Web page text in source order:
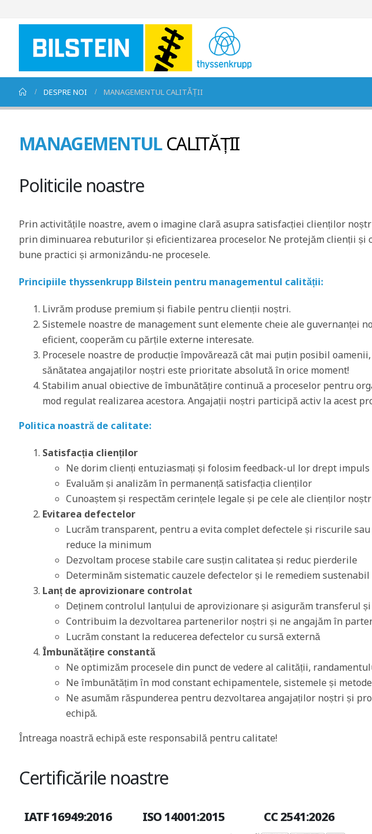
DESPRE NOI MANAGEMENTUL CALITĂȚII
MANAGEMENTUL CALITĂȚII
Politicile noastre
Prin activitățile noastre, avem o imagine clară asupra satisfacției clienților
prin diminuarea rebuturilor și eficientizarea proceselor. Ne protejăm clienții și
bune practici și armonizându-ne procesele.
Principiile thyssenkrupp Bilstein pentru managementul calității:
Livrăm produse premium și fiabile pentru clienții noștri.
Sistemele noastre de management sunt elemente cheie ale guvernanței
eficient, cooperăm cu părțile externe interesate.
Procesele noastre de producție împovărează cât mai puțin posibil
sănătatea angajaților noștri este prioritate absolută în orice moment!
Stabilim anual obiective de îmbunătățire continuă a proceselor pentru
mod regulat realizarea acestora. Angajații noștri participă activ la acest
Politica noastră de calitate:
Satisfacția clienților
Ne dorim clienți entuziasmați și folosim feedback-ul lor drept
Evaluăm și analizăm în permanență satisfacția clienților
Cunoaștem și respectăm cerințele legale și pe cele ale clienților
Evitarea defectelor
Lucrăm transparent, pentru a evita complet defectele și riscurile
reduce la minimum
Dezvoltam procese stabile care susțin calitatea și reduc pierderile
Determinăm sistematic cauzele defectelor și le remediem sustenabil
Lanț de aprovizionare controlat
Deținem controlul lanțului de aprovizionare și asigurăm transferul
Contribuim la dezvoltarea partenerilor noștri și ne angajăm în
Lucrăm constant la reducerea defectelor cu sursă externă
Îmbunătățire constantă
Ne optimizăm procesele din punct de vedere al calității,
Ne îmbunătățim în mod constant echipamentele, sistemele și
Ne asumăm răspunderea pentru dezvoltarea angajaților noștri și
echipă.
Întreaga noastră echipă este responsabilă pentru calitate!
Certificările noastre
IATF 16949:2016 ISO 14001:2015 CC 2541:2026